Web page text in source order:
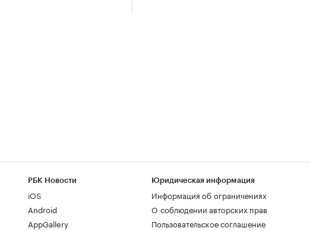
РБК Новости
iOS
Android
AppGallery
Юридическая информация
Информация об ограничениях
О соблюдении авторских прав
Пользовательское соглашение